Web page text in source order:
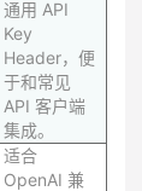
通用 API
Key
Header，便
于和常见
API 客户端
集成。
适合
OpenAI 兼